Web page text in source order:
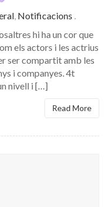
, Notificacions .
hi ha un cor que
els actors i les actrius
ser compartit amb les
i companyes. 4t
nivell i […]
Read More